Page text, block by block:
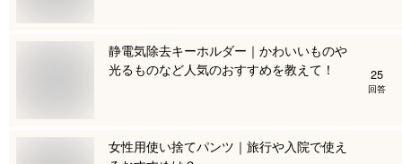
静電気除去キーホルダー｜かわいいものや
光るものなど人気のおすすめを教えて！
25
回答
女性用使い捨てパンツ｜旅行や入院で使え